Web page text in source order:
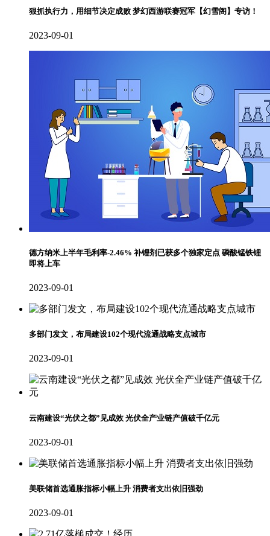
狠抓执行力，用细节决定成败 梦幻西游联赛冠军【幻雪阁】专访！
2023-09-01
德方纳米上半年毛利率-2.46% 补锂剂已获多个独家定点 磷酸锰铁锂
即将上车
2023-09-01
多部门发文，布局建设102个现代流通战略支点城市
2023-09-01
云南建设“光伏之都”见成效 光伏全产业链产值破千亿元
2023-09-01
美联储首选通胀指标小幅上升 消费者支出依旧强劲
2023-09-01